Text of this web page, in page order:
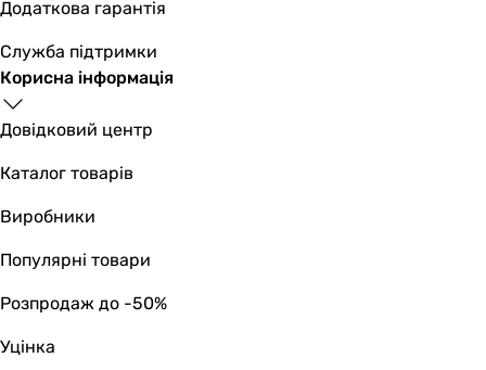
Додаткова гарантія
Служба підтримки
Корисна інформація
Довідковий центр
Каталог товарів
Виробники
Популярні товари
Розпродаж до -50%
Уцінка